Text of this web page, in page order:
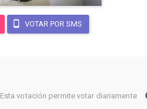
VOTAR POR SMS
Esta votación permite votar diariamente